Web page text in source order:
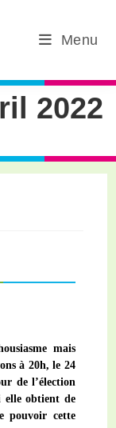
Menu
2022
mais
à 20h, le 24
de l’élection
elle obtient de
pouvoir cette